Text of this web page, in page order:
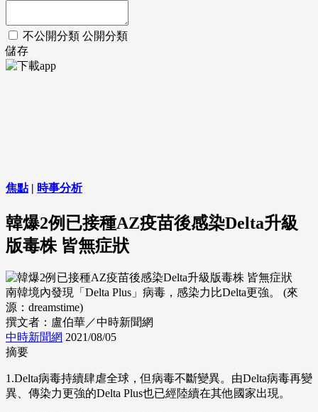
不公開分類 公開分類
儲存
焦點| 時事分析
韓爆2例已接種AZ疫苗後感染Delta升級
版毒株 皆無症狀
南韓境內發現「Delta Plus」病毒，感染力比Delta更強。 (來
源：dreamstime)
撰文者：盧伯華／中時新聞網
中時新聞網 2021/08/05
摘要
1.Delta病毒持續肆虐全球，但病毒不斷變異。由Delta病毒再變
異、傳染力更強的Delta Plus也已經陸續在其他國家出現。